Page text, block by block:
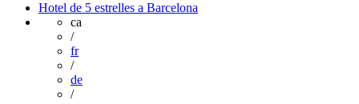
Hotel de 5 estrelles a Barcelona
ca
/
fr
/
de
/